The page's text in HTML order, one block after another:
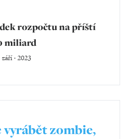
rozpočtu na příští
miliard
‧ 2023
zombie,